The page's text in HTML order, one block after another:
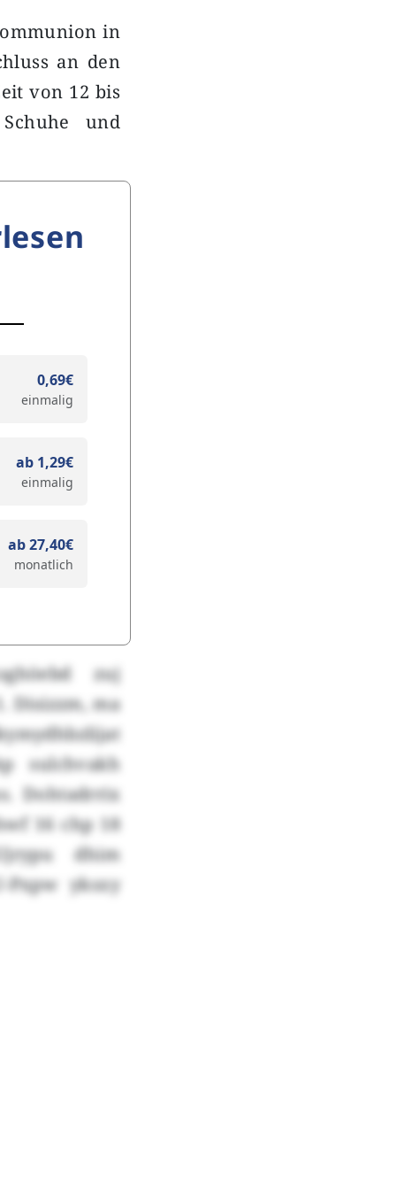
in
an den
von 12 bis
und
0,69€
einmalig
ab 1,29€
einmalig
ab 27,40€
monatlich
zuj
Disizzm, ma
sulchvakh
Dohtadrrix
16 chp 18
dhim
Pxpw yksxy